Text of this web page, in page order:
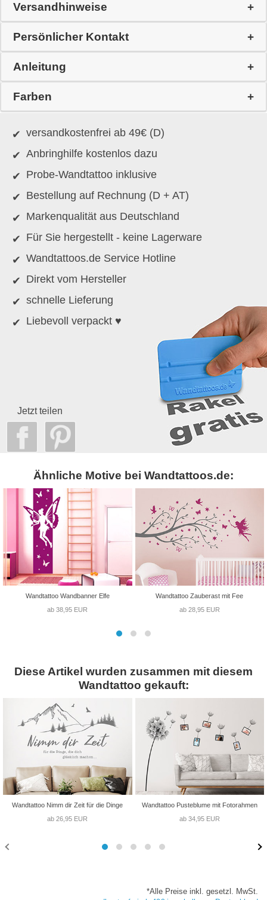
Versandhinweise
Persönlicher Kontakt
Anleitung
Farben
versandkostenfrei ab 49€ (D)
Anbringhilfe kostenlos dazu
Probe-Wandtattoo inklusive
Bestellung auf Rechnung (D + AT)
Markenqualität aus Deutschland
Für Sie hergestellt - keine Lagerware
Wandtattoos.de Service Hotline
Direkt vom Hersteller
schnelle Lieferung
Liebevoll verpackt ♥
Jetzt teilen
Ähnliche Motive bei Wandtattoos.de:
Wandtattoo Wandbanner Elfe
ab 38,95 EUR
Wandtattoo Zauberast mit Fee
ab 28,95 EUR
Diese Artikel wurden zusammen mit diesem
Wandtattoo gekauft:
Wandtattoo Nimm dir Zeit für die Dinge
ab 26,95 EUR
Wandtattoo Pusteblume mit Fotorahmen
ab 34,95 EUR
*Alle Preise inkl. gesetzl. MwSt.